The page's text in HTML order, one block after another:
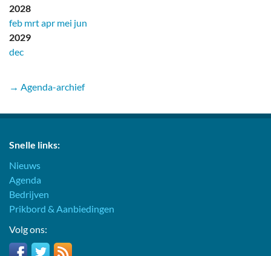
2028
feb mrtapr mei jun
2029
dec
→ Agenda-archief
Snelle links:
Nieuws
Agenda
Bedrijven
Prikbord & Aanbiedingen
Volg ons: